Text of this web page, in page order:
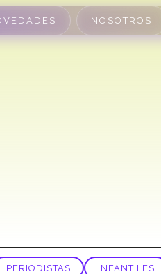
NOSOTROS
PERIODISTAS INFANTILES